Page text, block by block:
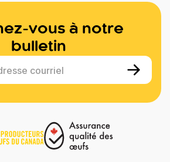
vous à notre
bulletin
courriel